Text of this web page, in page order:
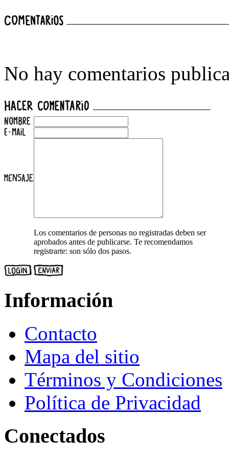
No hay comentarios
Los comentarios de personas no registradas deben ser
aprobados antes de publicarse. Te recomendamos
registrarte: son sólo dos pasos.
Información
Contacto
Mapa del sitio
Términos y Condiciones
Política de Privacidad
Conectados